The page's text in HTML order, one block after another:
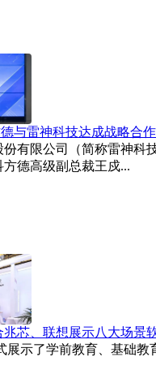
与雷神科技达成战略合
有限公司（简称雷神科
德高级副总裁王戍...
芯、联想展示八大场景
展示了学前教育、基础